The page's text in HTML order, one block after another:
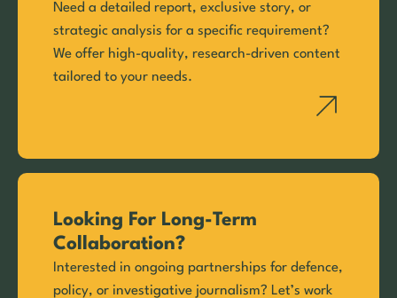
Need a detailed report, exclusive story, or
strategic analysis for a specific requirement?
We offer high-quality, research-driven content
tailored to your needs.
Looking For Long-Term
Collaboration?
Interested in ongoing partnerships for defence,
policy, or investigative journalism? Let’s work